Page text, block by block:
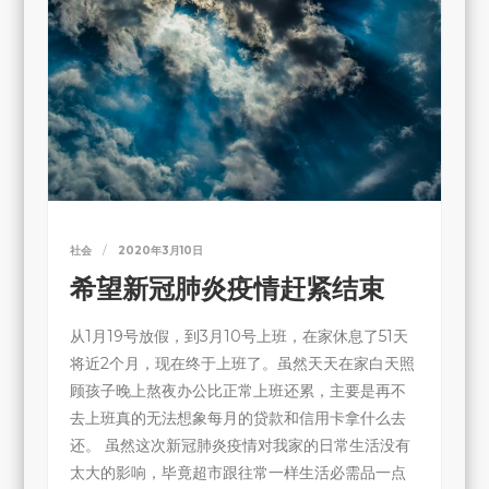
社会 2020年3月10日
希望新冠肺炎疫情赶紧结束
从1月19号放假，到3月10号上班，在家休息了51天
将近2个月，现在终于上班了。虽然天天在家白天照
顾孩子晚上熬夜办公比正常上班还累，主要是再不
去上班真的无法想象每月的贷款和信用卡拿什么去
还。 虽然这次新冠肺炎疫情对我家的日常生活没有
太大的影响，毕竟超市跟往常一样生活必需品一点